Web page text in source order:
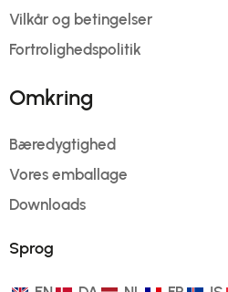
Vilkår og betingelser
Fortrolighedspolitik
Omkring
Bæredygtighed
Vores emballage
Downloads
Sprog